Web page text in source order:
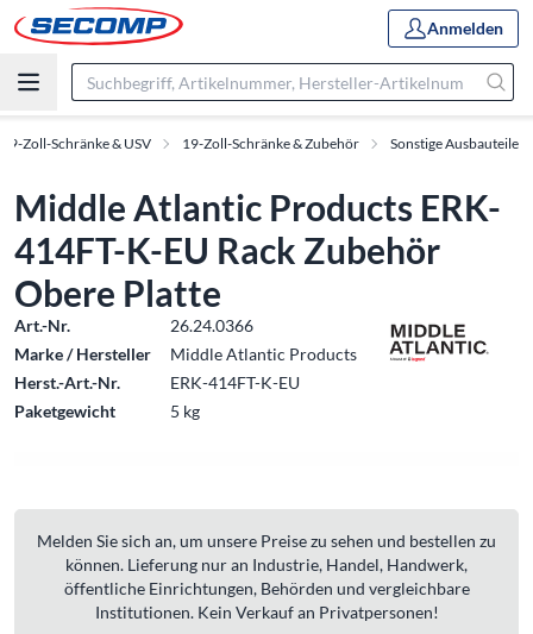
Anmelden
19-Zoll-Schränke & USV 19-Zoll-Schränke & Zubehör Sonstige Ausbauteile
Middle Atlantic Products ERK-
414FT-K-EU Rack Zubehör
Obere Platte
Art.-Nr.
26.24.0366
Marke / Hersteller
Middle Atlantic Products
Herst.-Art.-Nr.
ERK-414FT-K-EU
Paketgewicht
5 kg
Melden Sie sich an, um unsere Preise zu sehen und bestellen zu
können. Lieferung nur an Industrie, Handel, Handwerk,
öffentliche Einrichtungen, Behörden und vergleichbare
Institutionen. Kein Verkauf an Privatpersonen!